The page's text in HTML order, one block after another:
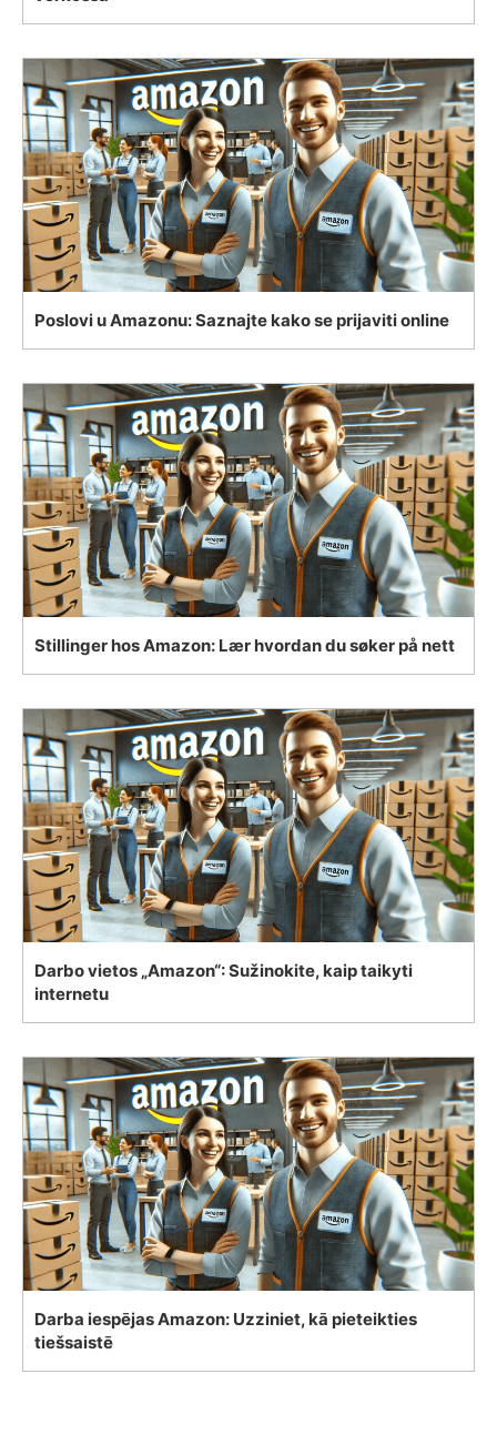
Poslovi u Amazonu: Saznajte kako se prijaviti online
Stillinger hos Amazon: Lær hvordan du søker på nett
Darbo vietos „Amazon“: Sužinokite, kaip taikyti
internetu
Darba iespējas Amazon: Uzziniet, kā pieteikties
tiešsaistē